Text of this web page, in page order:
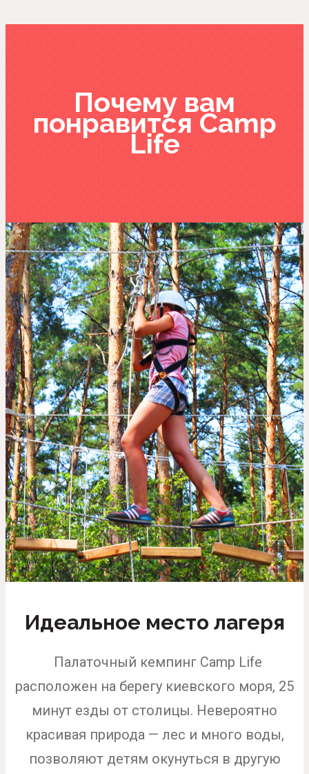
Почему вам
понравится Camp
Life
Идеальное место лагеря
Палаточный кемпинг Camp Life
расположен на берегу киевского моря, 25
минут езды от столицы. Невероятно
красивая природа — лес и много воды,
позволяют детям окунуться в другую